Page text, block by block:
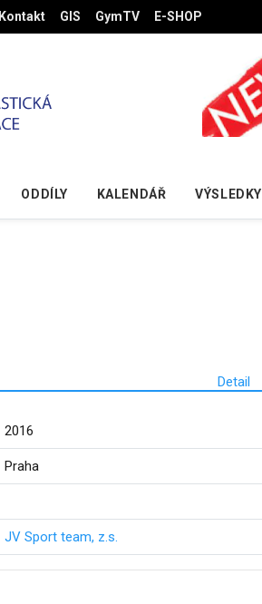
Kontakt GIS GymTV E-SHOP
ODDÍLY KALENDÁŘ VÝSLEDKY
Detail
2016
Praha
JV Sport team, z.s.